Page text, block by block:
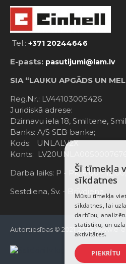
Tel.: +371 20244646
E-pasts: pasutijumi@lam.lv
SIA “LAUKU APGĀDS UN
Reg.Nr.: LV44103005426
Juridiskā adrese:
Dzirnavu iela 18, Smiltene,
Banks: A/S SEB banka;
Kods: UNLALV2X
Konts:
Darba laiks: P - Pk. 8:00 -
Sestdiena, Sv. - Brīvdiena
Autortiesības © 2021-2025, www.e-
Šī tīmekļa
sīkdatnes
Mūsu tīmekļa
sīkdatnes, lai
darbību,
statistiku, un
aktivitātes.
PIEKRĪTU